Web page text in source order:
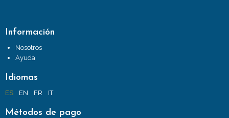
Información
Nosotros
Ayuda
Idiomas
ES EN FR IT
Métodos de pago